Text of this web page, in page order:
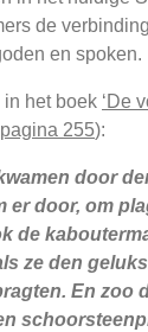
de
en spoken.
het boek ‘De
pagina 255):
door
er door, om
de
ze den
En zoo